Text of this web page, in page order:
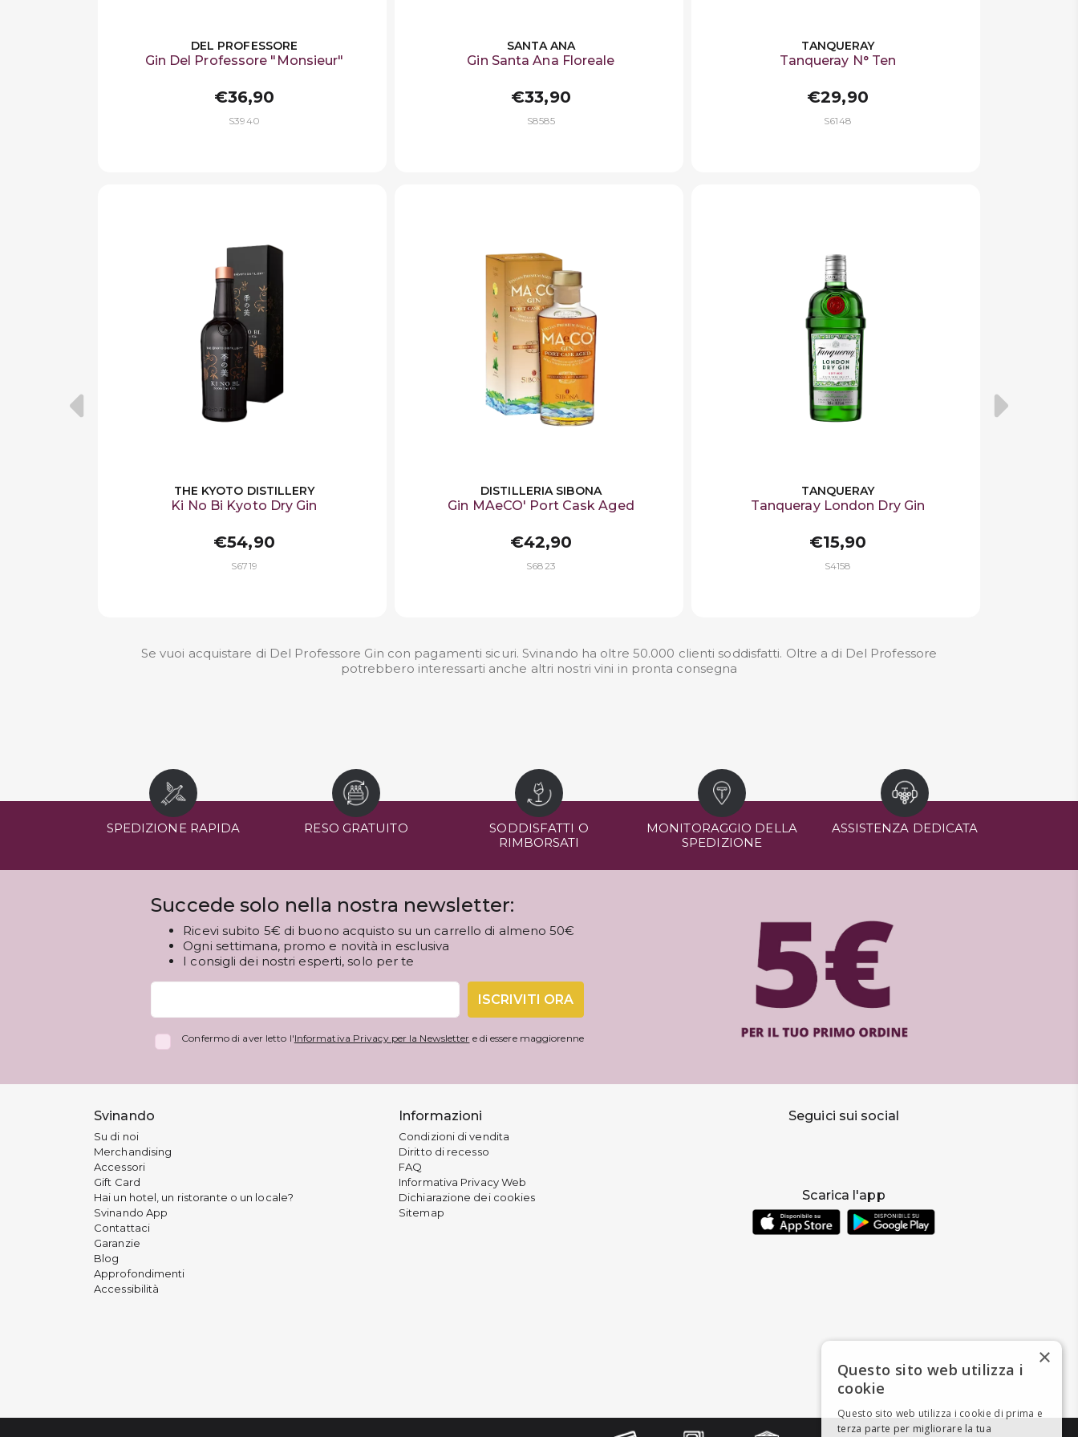
DEL PROFESSORE
Gin Del Professore "Monsieur"
€36,90
S3940
SANTA ANA
Gin Santa Ana Floreale
€33,90
S8585
TANQUERAY
Tanqueray N° Ten
€29,90
S6148
THE KYOTO DISTILLERY
Ki No Bi Kyoto Dry Gin
€54,90
S6719
DISTILLERIA SIBONA
Gin MAeCO' Port Cask Aged
€42,90
S6823
TANQUERAY
Tanqueray London Dry Gin
€15,90
S4158
Se vuoi acquistare di Del Professore Gin con pagamenti sicuri. Svinando ha oltre 50.000 clienti soddisfatti. Oltre a di Del Professore
potrebbero interessarti anche altri nostri vini in pronta consegna
SPEDIZIONE RAPIDA RESO GRATUITO
SODDISFATTI O
RIMBORSATI
MONITORAGGIO DELLA
SPEDIZIONE
ASSISTENZA DEDICATA
Succede solo nella nostra newsletter:
Ricevi subito 5€ di buono acquisto su un carrello di almeno 50€
Ogni settimana, promo e novità in esclusiva
I consigli dei nostri esperti, solo per te
ISCRIVITI ORA
Confermo di aver letto l'Informativa Privacy per la Newsletter e di essere maggiorenne
Svinando
Su di noi
Merchandising
Accessori
Gift Card
Hai un hotel, un ristorante o un locale?
Svinando App
Contattaci
Garanzie
Blog
Approfondimenti
Accessibilità
Informazioni
Condizioni di vendita
Diritto di recesso
FAQ
Informativa Privacy Web
Dichiarazione dei cookies
Sitemap
Seguici sui social
Scarica l'app
×
Questo sito web utilizza i
cookie
Questo sito web utilizza i cookie di prima e
terza parte per migliorare la tua